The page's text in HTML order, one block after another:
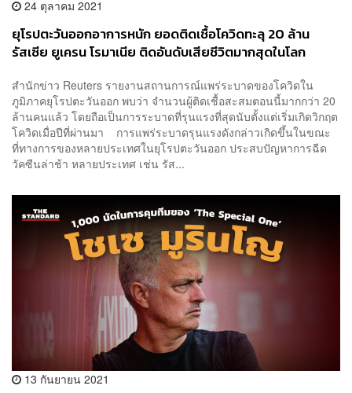
24 ตุลาคม 2021
ยุโรปตะวันออกอาการหนัก ยอดติดเชื้อโควิดทะลุ 20 ล้าน
รัสเซีย ยูเครน โรมาเนีย ติดอันดับเสียชีวิตมากสุดในโลก
สำนักข่าว Reuters รายงานสถานการณ์แพร่ระบาดของโควิดใน
ภูมิภาคยุโรปตะวันออก พบว่า จำนวนผู้ติดเชื้อสะสมตอนนี้มากกว่า 20
ล้านคนแล้ว โดยถือเป็นการระบาดที่รุนแรงที่สุดนับตั้งแต่เริ่มเกิดวิกฤต
โควิดเมื่อปีที่ผ่านมา การแพร่ระบาดรุนแรงดังกล่าวเกิดขึ้นในขณะ
ที่ทางการของหลายประเทศในยุโรปตะวันออก ประสบปัญหาการฉีด
วัคซีนล่าช้า หลายประเทศ เช่น รัส...
13 กันยายน 2021